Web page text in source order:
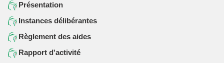
Présentation
Instances délibérantes
Règlement des aides
Rapport d'activité